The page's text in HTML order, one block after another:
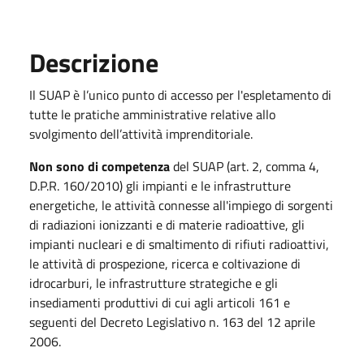
Descrizione
Il SUAP è l’unico punto di accesso per l'espletamento di
tutte le pratiche amministrative relative allo
svolgimento dell’attività imprenditoriale.
Non sono di competenzadel SUAP (art. 2, comma 4,
D.P.R. 160/2010) gli impianti e le infrastrutture
energetiche, le attività connesse all'impiego di sorgenti
di radiazioni ionizzanti e di materie radioattive, gli
impianti nucleari e di smaltimento di rifiuti radioattivi,
le attività di prospezione, ricerca e coltivazione di
idrocarburi, le infrastrutture strategiche e gli
insediamenti produttivi di cui agli articoli 161 e
seguenti del Decreto Legislativo n. 163 del 12 aprile
2006.